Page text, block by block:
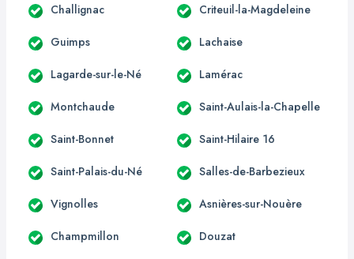
Challignac Criteuil-la-Magdeleine
Guimps Lachaise
Lagarde-sur-le-Né Lamérac
Montchaude Saint-Aulais-la-Chapelle
Saint-Bonnet Saint-Hilaire 16
Saint-Palais-du-Né Salles-de-Barbezieux
Vignolles Asnières-sur-Nouère
Champmillon Douzat